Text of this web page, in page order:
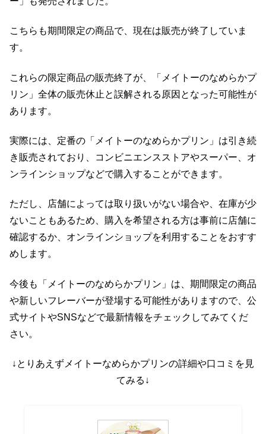
こちらも期間限定の商品で、現在は販売が終了していま
す。
これらの限定商品の販売終了が、「メイトーのなめらかプ
リン」全体の販売休止と誤解される原因となった可能性が
あります。
実際には、定番の「メイトーのなめらかプリン」は引き続
き販売されており、コンビニエンスストアやスーパー、オ
ンラインショップなどで購入することができます。
ただし、店舗によっては取り扱いがない場合や、在庫が少
ないこともあるため、購入を希望される方は事前に店舗に
確認するか、オンラインショップを利用することをおすす
めします。
今後も「メイトーのなめらかプリン」は、期間限定の商品
や新しいフレーバーが登場する可能性がありますので、公
式サイトやSNSなどで最新情報をチェックしてみてくだ
さい。
↓とりあえずメイトーなめらかプリンの詳細や口コミを見
てみる↓